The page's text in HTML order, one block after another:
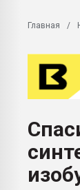
28.07.2026
28.07.2026
ситуацией на
Материал
вакуумного
Главная